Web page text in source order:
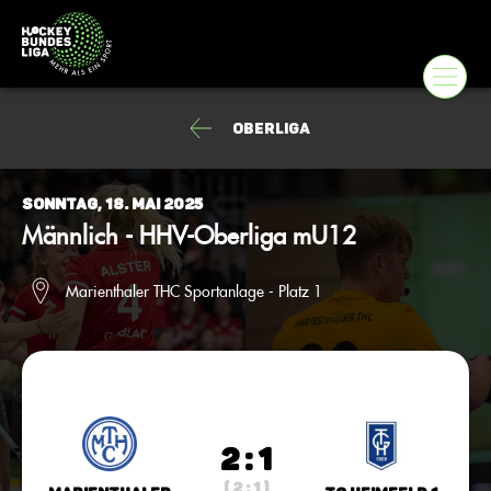
Oberliga
Sonntag, 18. Mai 2025
Männlich - HHV-Oberliga mU12
Marienthaler THC Sportanlage - Platz 1
2 : 1